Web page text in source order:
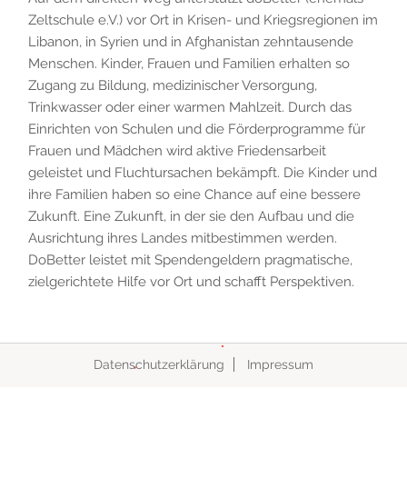
Zeltschule e.V.) vor Ort in Krisen- und Kriegsregionen im
Libanon, in Syrien und in Afghanistan zehntausende
Menschen. Kinder, Frauen und Familien erhalten so
Zugang zu Bildung, medizinischer Versorgung,
Trinkwasser oder einer warmen Mahlzeit. Durch das
Einrichten von Schulen und die Förderprogramme für
Frauen und Mädchen wird aktive Friedensarbeit
geleistet und Fluchtursachen bekämpft. Die Kinder und
ihre Familien haben so eine Chance auf eine bessere
Zukunft. Eine Zukunft, in der sie den Aufbau und die
Ausrichtung ihres Landes mitbestimmen werden.
DoBetter leistet mit Spendengeldern pragmatische,
zielgerichtete Hilfe vor Ort und schafft Perspektiven.
Datenschutzerklärung Impressum